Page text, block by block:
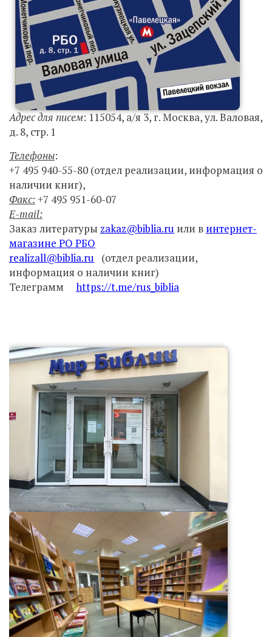
Адрес для писем: 115054, а/я 3, г. Москва, ул. Валовая,
д. 8, стр. 1
Телефоны:
+7 495 940-55-80 (отдел реализации, информация о
наличии книг),
Факс:+7 495 951-60-07
Е-mail:
Заказ литературы zakaz@biblia.ru или в интернет-
магазине РО РБО
realizall@biblia.ru (отдел реализации,
информация о наличии книг)
Телеграмм
https://t.me/rus_biblia